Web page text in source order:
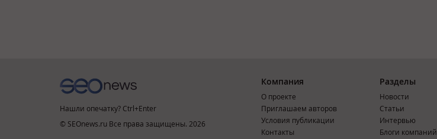
Нашли опечатку? Ctrl+Enter
© SEOnews.ru Все права защищены. 2026
Компания
О проекте
Приглашаем авторов
Условия публикации
Контакты
Разделы
Новости
Статьи
Интервью
Блоги компаний